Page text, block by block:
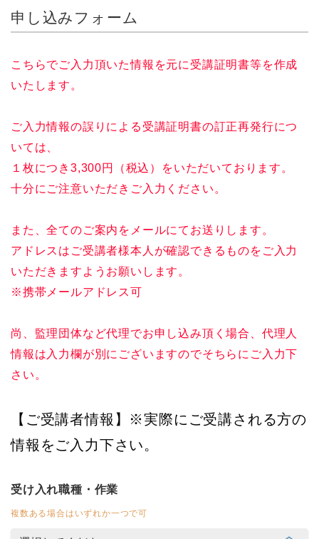
申し込みフォーム
こちらでご入力頂いた情報を元に受講証明書等を作成
いたします。
ご入力情報の誤りによる受講証明書の訂正再発行につ
いては、
１枚につき3,300円（税込）をいただいております。
十分にご注意いただきご入力ください。
また、全てのご案内をメールにてお送りします。
アドレスはご受講者様本人が確認できるものをご入力
いただきますようお願いします。
※携帯メールアドレス可
尚、監理団体など代理でお申し込み頂く場合、代理人
情報は入力欄が別にございますのでそちらにご入力下
さい。
【ご受講者情報】※実際にご受講される方の
情報をご入力下さい。
受け入れ職種・作業
複数ある場合はいずれか一つで可